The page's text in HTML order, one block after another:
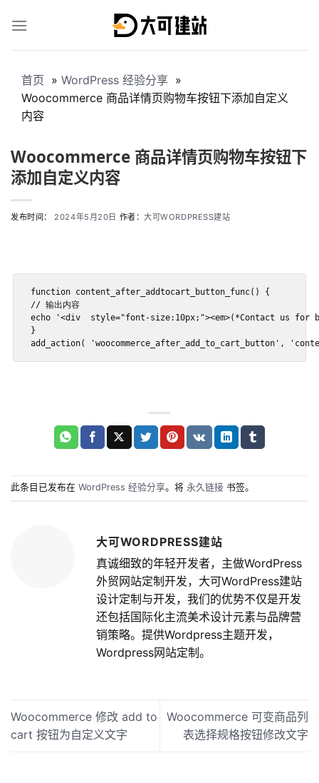
首页
WordPress 经验分享
Woocommerce 商品详情页购物车按钮下添加自定义
内容
Woocommerce 商品详情页购物车按钮下
添加自定义内容
发布时间：2024年5月20日 作者：大可WORDPRESS建站
function content_after_addtocart_button_func() {
// 输出内容
echo '<div  style="font-size:10px;"><em>(*Contact us for
}
add_action( 'woocommerce_after_add_to_cart_button',
此条目已发布在 WordPress 经验分享。将 永久链接 书签。
大可WORDPRESS建站
真诚细致的年轻开发者，主做WordPress
外贸网站定制开发，大可WordPress建站
设计定制与开发，我们的优势不仅是开发
还包括国际化主流美术设计元素与品牌营
销策略。提供Wordpress主题开发，
Wordpress网站定制。
Woocommerce 修改 add to
cart 按钮为自定义文字
Woocommerce 可变商品列
表选择规格按钮修改文字